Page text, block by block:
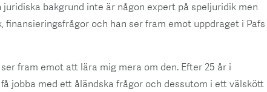
bakgrund inte är någon expert på speljuridik men
finansieringsfrågor och han ser fram emot uppdraget i Pafs
fram emot att lära mig mera om den. Efter 25 år i
jobba med ett åländska frågor och dessutom i ett välskött